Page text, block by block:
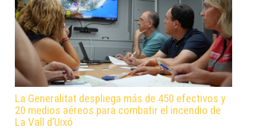
La Generalitat despliega más de 450 efectivos y
20 medios aéreos para combatir el incendio de
La Vall d’Uixó